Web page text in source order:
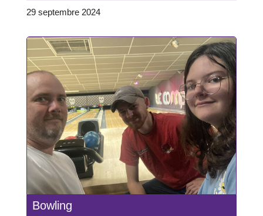
29 septembre 2024
Bowling